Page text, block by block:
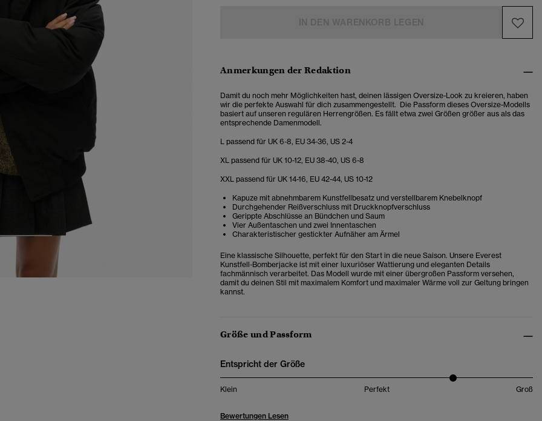
Anmerkungen der Redaktion
Damit du noch mehr Möglichkeiten hast, deinen lässigen Oversize-Look zu kreieren, haben
wir die perfekte Auswahl für dich zusammengestellt. Die Passform dieses Oversize-Modells
basiert auf unseren regulären Herrengrößen. Es fällt etwa zwei Größen größer aus als das
entsprechende Damenmodell.
L passend für UK 6-8, EU 34-36, US 2-4
XL passend für UK 10-12, EU 38-40, US 6-8
XXL passend für UK 14-16, EU 42-44, US 10-12
Kapuze mit abnehmbarem Kunstfellbesatz und verstellbarem Knebelknopf
Durchgehender Reißverschluss mit Druckknopfverschluss
Gerippte Abschlüsse an Bündchen und Saum
Vier Außentaschen und zwei Innentaschen
Charakteristischer gestickter Aufnäher am Ärmel
Eine klassische Silhouette, perfekt für den Start in die neue Saison. Unsere Everest
Kunstfell-Bomberjacke ist mit einer luxuriöser Wattierung und eleganten Details
fachmännisch verarbeitet. Das Modell wurde mit einer übergroßen Passform versehen,
damit du deinen Stil mit maximalem Komfort und maximaler Wärme voll zur Geltung bringen
kannst.
Größe und Passform
Entspricht der Größe
Klein Perfekt Groß
Bewertungen Lesen